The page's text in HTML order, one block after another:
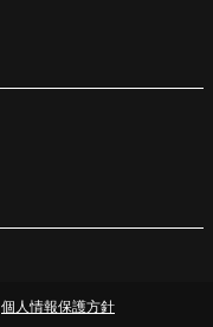
個人情報保護方針